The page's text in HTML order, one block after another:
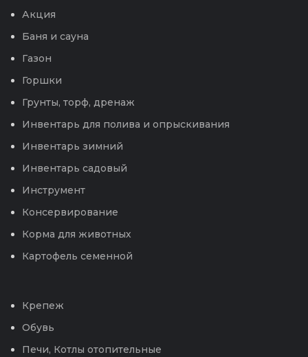
Акция
Баня и сауна
Газон
Горшки
Грунты, торф, дренаж
Инвентарь для полива и опрыскивания
Инвентарь зимний
Инвентарь садовый
Инструмент
Консервирование
Корма для животных
Картофель семенной
Крепеж
Обувь
Печи, Котлы отопительные